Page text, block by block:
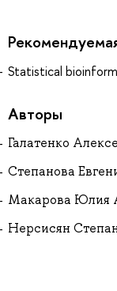
Statistical
Авторы
Галатенко
Степанова
Макарова Юлия
Нерсисян